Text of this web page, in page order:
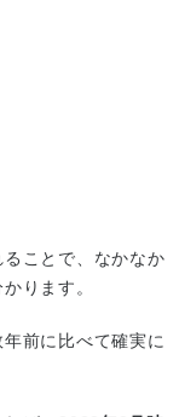
ことで、なかなか
ります。
前に比べて確実に